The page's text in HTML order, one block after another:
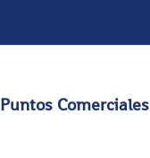
Puntos Comerciales